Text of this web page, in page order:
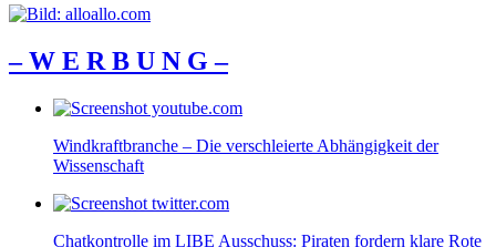
– W Ε R Β U Ν G –
Windkraftbranche – Die verschleierte Abhängigkeit der
Wissenschaft
Chatkontrolle im LIBE Ausschuss: Piraten fordern klare Rote